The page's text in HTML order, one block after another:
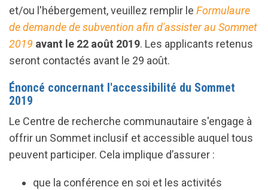
et/ou l'hébergement, veuillez remplir le Formulaure
de demande de subvention afin d'assister au Sommet
2019 avant le 22 août 2019. Les applicants retenus
seront contactés avant le 29 août.
Énoncé concernant l'accessibilité du Sommet
2019
Le Centre de recherche communautaire s'engage à
offrir un Sommet inclusif et accessible auquel tous
peuvent participer. Cela implique d’assurer :
que la conférence en soi et les activités